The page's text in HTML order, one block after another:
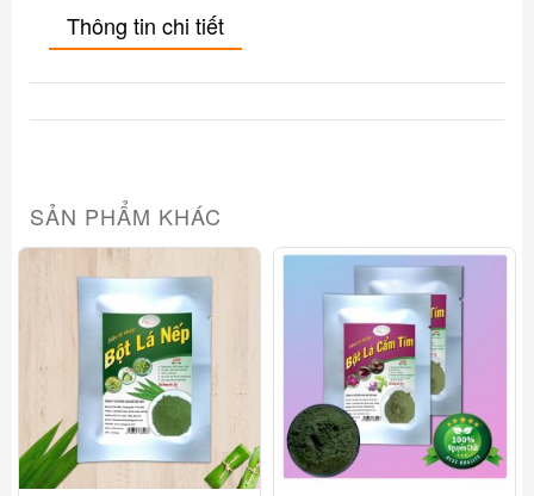
Thông tin chi tiết
SẢN PHẨM KHÁC